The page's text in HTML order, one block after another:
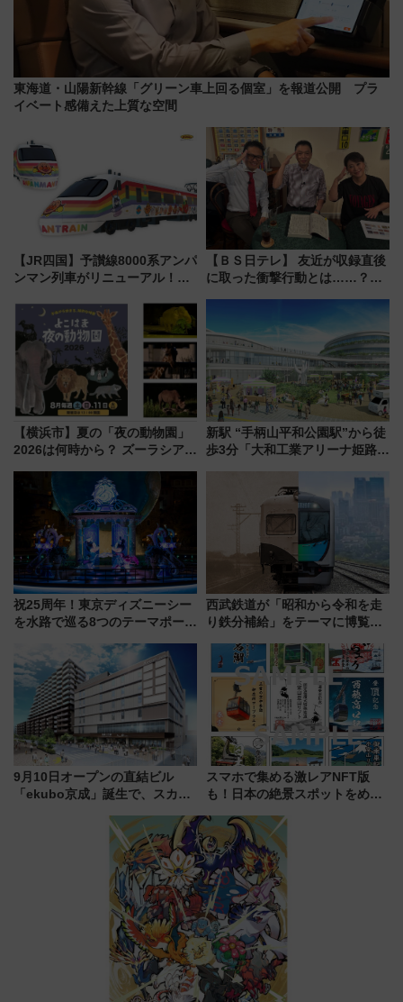
東海道・山陽新幹線「グリーン車上回る個室」を報道公開 プラ
イベート感備えた上質な空間
【JR四国】予讃線8000系アンパ
ンマン列車がリニューアル！内
今年12月
【ＢＳ日テレ】 友近が収録直後
に取った衝撃行動とは……？
【横浜市】夏の「夜の動物園」
2026は何時から？ ズーラシア・
見どころ、限定イベントを徹底
解説！
新駅 “手柄山平和公園駅”から徒
歩3分「大和工業アリーナ姫路」
大相撲巡業など 豪華イベントと
アクセス
祝25周年！東京ディズニーシー
を水路で巡る8つのテーマポート
西武鉄道が「昭和から令和を走
り鉄分補給」をテーマに博覧会
14日から 新車両「トキイロ」体
験ブースも アクセスや申込方法
を解説
9月10日オープンの直結ビル
「ekubo京成」誕生で、スカイ
新鎌ヶ谷はどう変わる？ 全テナ
ント情報も公開！
スマホで集める激レアNFT版
も！日本の絶景スポットをめぐ
ん)」企画がスタート